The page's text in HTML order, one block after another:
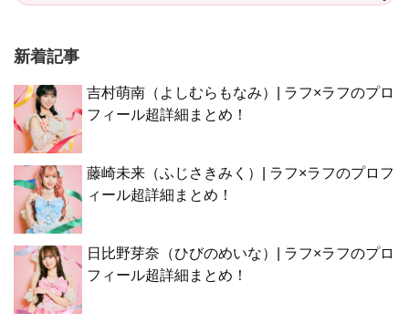
新着記事
吉村萌南（よしむらもなみ）| ラフ×ラフのプロ
フィール超詳細まとめ！
藤崎未来（ふじさきみく）| ラフ×ラフのプロフ
ィール超詳細まとめ！
日比野芽奈（ひびのめいな）| ラフ×ラフのプロ
フィール超詳細まとめ！